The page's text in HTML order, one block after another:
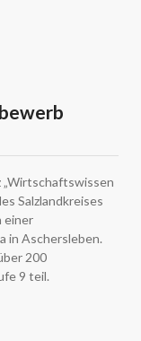
Salzlandkreises
einer
in Aschersleben.
200
9 teil.